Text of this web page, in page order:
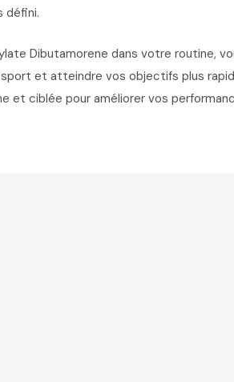
défini.
Dibutamorene dans votre routine,
et atteindre vos objectifs plus
et ciblée pour améliorer vos